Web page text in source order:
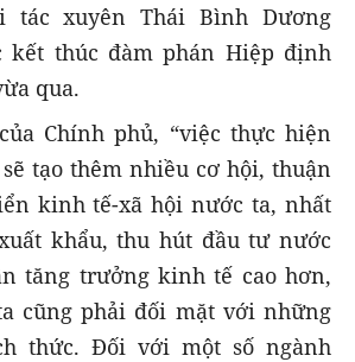
tác xuyên Thái Bình Dương
kết thúc đàm phán Hiệp định
qua.
Chính phủ, “việc thực hiện
tạo thêm nhiều cơ hội, thuận
kinh tế-xã hội nước ta, nhất
khẩu, thu hút đầu tư nước
tăng trưởng kinh tế cao hơn,
cũng phải đối mặt với những
thức. Đối với một số ngành